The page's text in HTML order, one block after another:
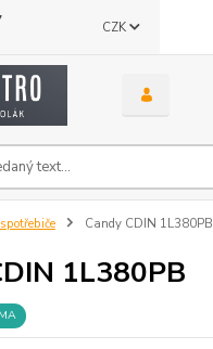
CZK
Candy CDIN 1L380PB
1L380PB